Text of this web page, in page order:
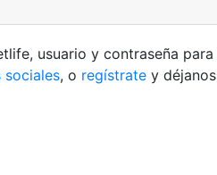
usuario y contraseña para
sociales, o regístrate y déjanos